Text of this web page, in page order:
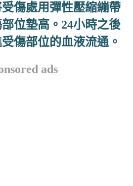
傷處用彈性壓縮繃帶
位墊高。24小時之後
傷部位的血液流通。
ads